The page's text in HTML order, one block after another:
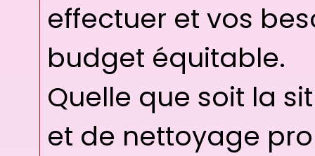
effectuer et vos
budget équitable.
Quelle que soit la
et de nettoyage